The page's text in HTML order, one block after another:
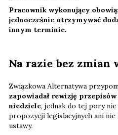
Pracownik wykonujący
jednocześnie otrzymywać
innym terminie.
Na razie bez zmian
Związkowa Alternatywa
zapowiadał rewizję
niedziele, jednak do tej pory
propozycji legislacyjnych ani
ustawy.